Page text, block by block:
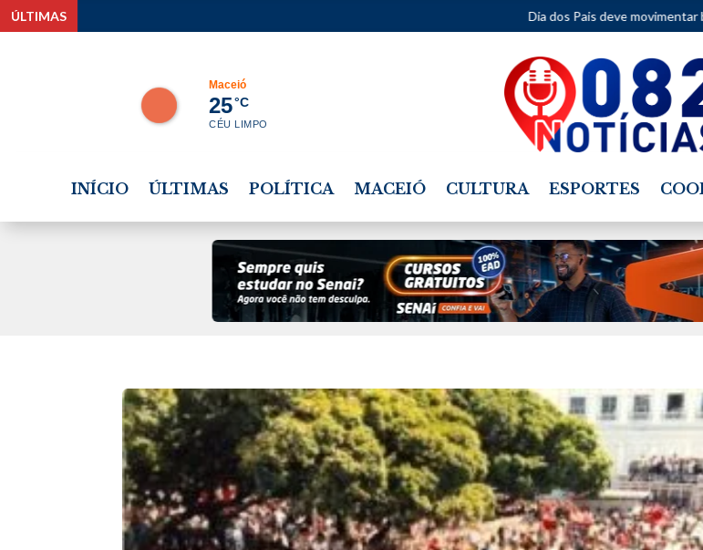
ÚLTIMAS Dia dos Pais deve movimentar bares e
Maceió
25°C
CÉU LIMPO
INÍCIO ÚLTIMAS POLÍTICA MACEIÓ CULTURA ESPORTES